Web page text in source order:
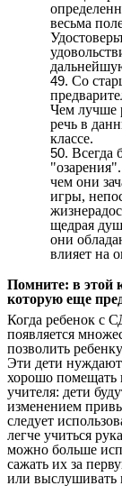
весьма
Со
Чем лучше
речь в
классе.
Всегда
чем они
игры,
щедрая
они
влияет на
Помните: в этой
которую еще
Когда ребенок с
появляется
позволить
Эти дети
хорошо помещать
учителя: дети
изменением
следует
легче учиться
можно больше
сажать их за
или выслушивать